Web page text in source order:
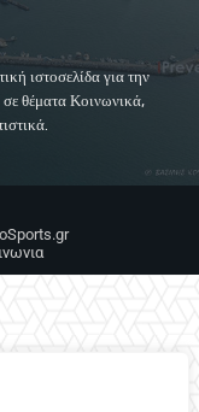
ιστοσελίδα για την
θέματα Κοινωνικά,